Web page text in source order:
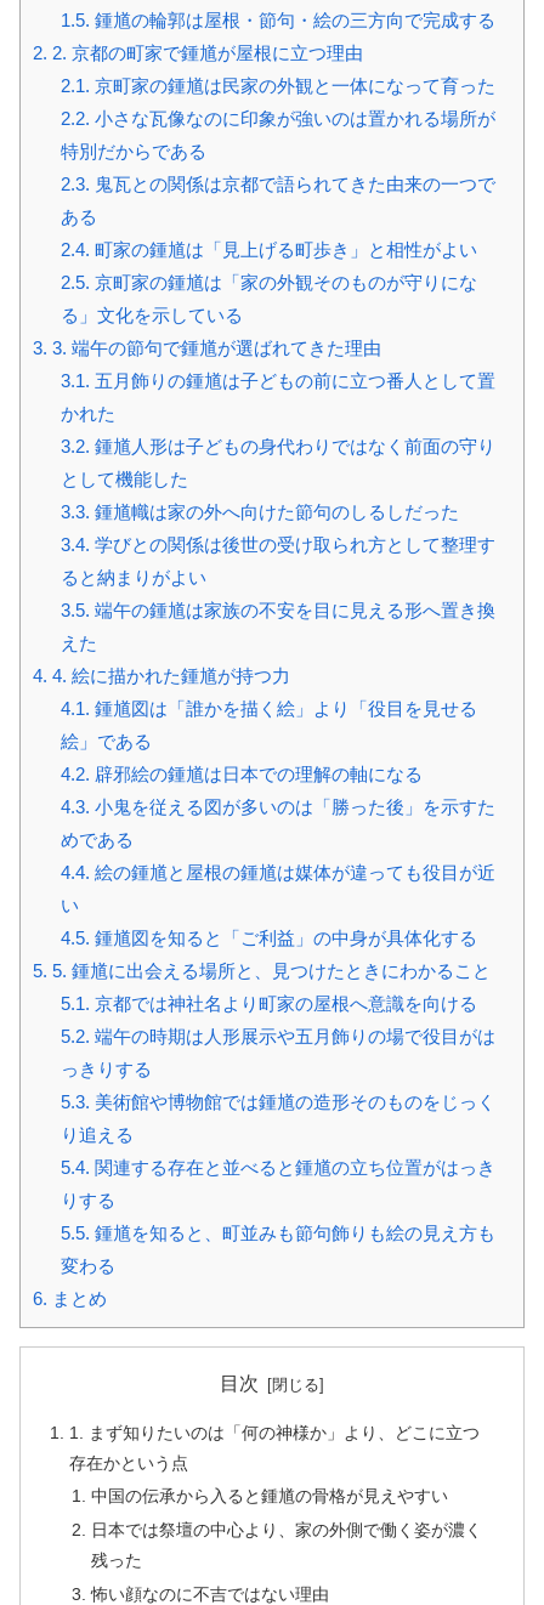
1.5. 鍾馗の輪郭は屋根・節句・絵の三方向で完成する
2. 2. 京都の町家で鍾馗が屋根に立つ理由
2.1. 京町家の鍾馗は民家の外観と一体になって育った
2.2. 小さな瓦像なのに印象が強いのは置かれる場所が
特別だからである
2.3. 鬼瓦との関係は京都で語られてきた由来の一つで
ある
2.4. 町家の鍾馗は「見上げる町歩き」と相性がよい
2.5. 京町家の鍾馗は「家の外観そのものが守りにな
る」文化を示している
3. 3. 端午の節句で鍾馗が選ばれてきた理由
3.1. 五月飾りの鍾馗は子どもの前に立つ番人として置
かれた
3.2. 鍾馗人形は子どもの身代わりではなく前面の守り
として機能した
3.3. 鍾馗幟は家の外へ向けた節句のしるしだった
3.4. 学びとの関係は後世の受け取られ方として整理す
ると納まりがよい
3.5. 端午の鍾馗は家族の不安を目に見える形へ置き換
えた
4. 4. 絵に描かれた鍾馗が持つ力
4.1. 鍾馗図は「誰かを描く絵」より「役目を見せる
絵」である
4.2. 辟邪絵の鍾馗は日本での理解の軸になる
4.3. 小鬼を従える図が多いのは「勝った後」を示すた
めである
4.4. 絵の鍾馗と屋根の鍾馗は媒体が違っても役目が近
い
4.5. 鍾馗図を知ると「ご利益」の中身が具体化する
5. 5. 鍾馗に出会える場所と、見つけたときにわかること
5.1. 京都では神社名より町家の屋根へ意識を向ける
5.2. 端午の時期は人形展示や五月飾りの場で役目がは
っきりする
5.3. 美術館や博物館では鍾馗の造形そのものをじっく
り追える
5.4. 関連する存在と並べると鍾馗の立ち位置がはっき
りする
5.5. 鍾馗を知ると、町並みも節句飾りも絵の見え方も
変わる
6. まとめ
目次
1. まず知りたいのは「何の神様か」より、どこに立つ
存在かという点
中国の伝承から入ると鍾馗の骨格が見えやすい
日本では祭壇の中心より、家の外側で働く姿が濃く
残った
怖い顔なのに不吉ではない理由